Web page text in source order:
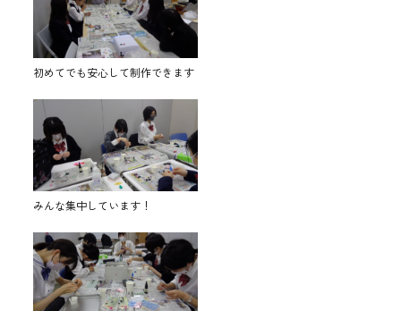
初めてでも安心して制作できます
みんな集中しています！